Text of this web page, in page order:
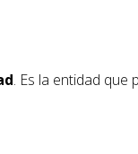
. Es la entidad que